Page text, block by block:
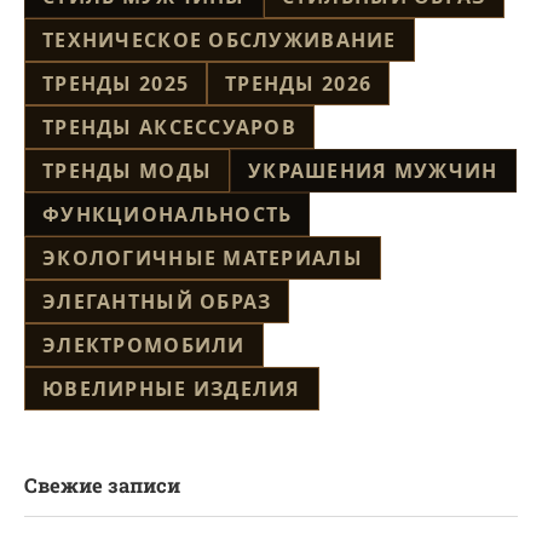
ТЕХНИЧЕСКОЕ ОБСЛУЖИВАНИЕ
ТРЕНДЫ 2025
ТРЕНДЫ 2026
ТРЕНДЫ АКСЕССУАРОВ
ТРЕНДЫ МОДЫ
УКРАШЕНИЯ МУЖЧИН
ФУНКЦИОНАЛЬНОСТЬ
ЭКОЛОГИЧНЫЕ МАТЕРИАЛЫ
ЭЛЕГАНТНЫЙ ОБРАЗ
ЭЛЕКТРОМОБИЛИ
ЮВЕЛИРНЫЕ ИЗДЕЛИЯ
Свежие записи